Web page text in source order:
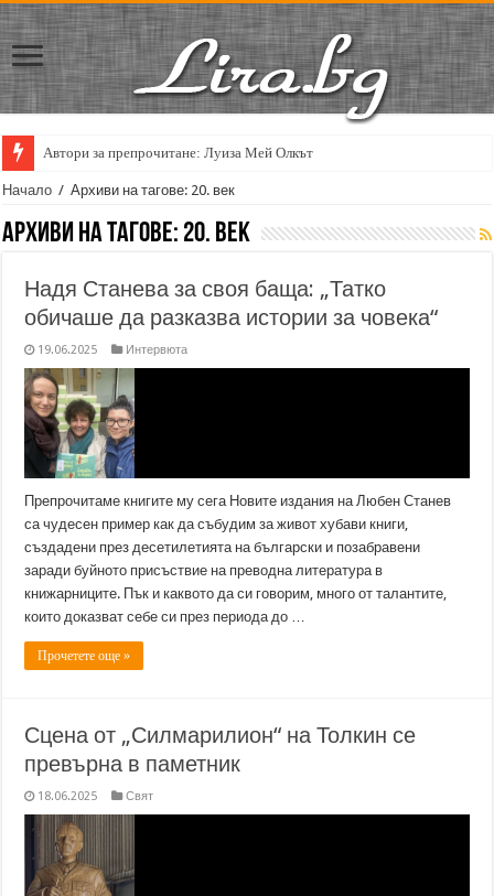
Автори за препрочитане: Луиза Мей Олкът
Кирил Кадийски: „Плачът на големия поет винаги е и сила, и
Начало / Архиви на тагове: 20. век
Архиви на тагове: 20. век
Надя Станева за своя баща: „Татко
обичаше да разказва истории за човека“
19.06.2025 Интервюта
Препрочитаме книгите му сега Новите издания на Любен Станев
са чудесен пример как да събудим за живот хубави книги,
създадени през десетилетията на български и позабравени
заради буйното присъствие на преводна литература в
книжарниците. Пък и каквото да си говорим, много от талантите,
които доказват себе си през периода до …
Прочетете още »
Сцена от „Силмарилион“ на Толкин се
превърна в паметник
18.06.2025 Свят